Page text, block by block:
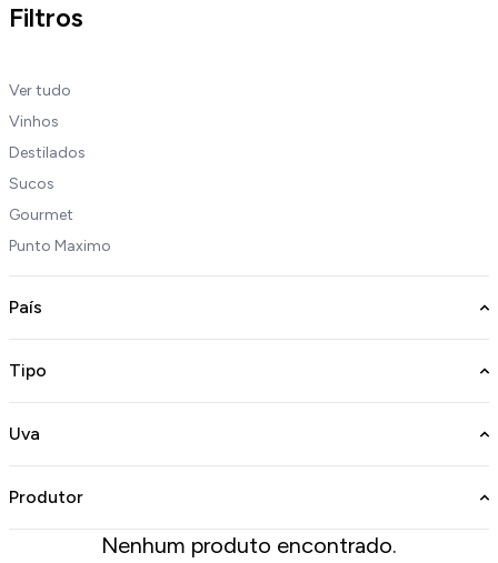
Filtros
Ver tudo
Vinhos
Destilados
Sucos
Gourmet
Punto Maximo
País
Tipo
Uva
Produtor
Nenhum produto encontrado.